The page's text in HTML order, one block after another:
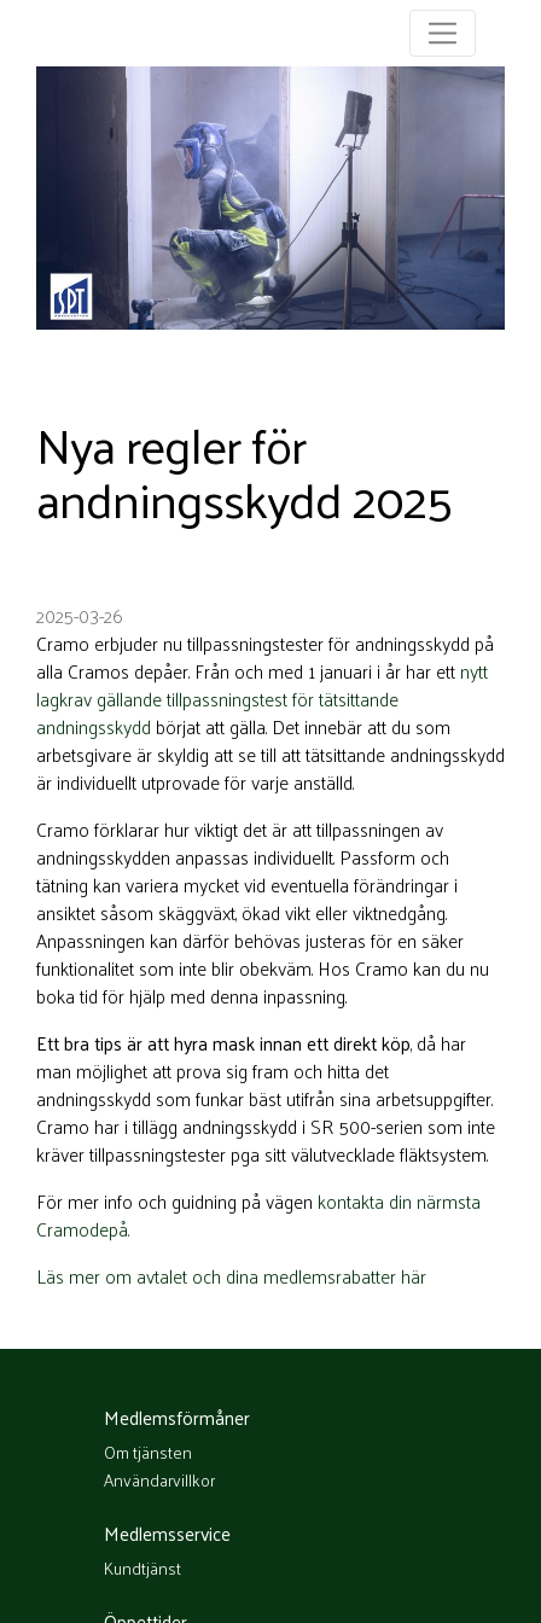
Nya regler för
andningsskydd 2025
2025-03-26
Cramo erbjuder nu tillpassningstester för andningsskydd på
alla Cramos depåer. Från och med 1 januari i år har ettnytt
lagkrav gällande tillpassningstest för tätsittande
andningsskydd börjat att gälla. Det innebär att du som
arbetsgivare är skyldig att se till att tätsittande andningsskydd
är individuellt utprovade för varje anställd.
Cramo förklarar hur viktigt det är att tillpassningen av
andningsskydden anpassas individuellt. Passform och
tätning kan variera mycket vid eventuella förändringar i
ansiktet såsom skäggväxt, ökad vikt eller viktnedgång.
Anpassningen kan därför behövas justeras för en säker
funktionalitet som inte blir obekväm. Hos Cramo kan du nu
boka tid för hjälp med denna inpassning.
Ett bra tips är att hyra mask innan ett direkt köp, då har
man möjlighet att prova sig fram och hitta det
andningsskydd som funkar bäst utifrån sina arbetsuppgifter.
Cramo har i tillägg andningsskydd i SR 500-serien som inte
kräver tillpassningstester pga sitt välutvecklade fläktsystem.
För mer info och guidning på vägen kontakta din närmsta
Cramodepå.
Läs mer om avtalet och dina medlemsrabatter här
Medlemsförmåner
Om tjänsten
Användarvillkor
Medlemsservice
Kundtjänst